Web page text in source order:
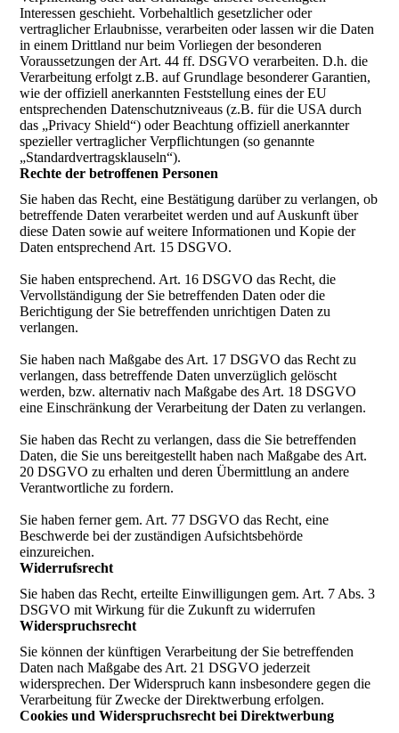
Interessen geschieht. Vorbehaltlich gesetzlicher oder
vertraglicher Erlaubnisse, verarbeiten oder lassen wir die Daten
in einem Drittland nur beim Vorliegen der besonderen
Voraussetzungen der Art. 44 ff. DSGVO verarbeiten. D.h. die
Verarbeitung erfolgt z.B. auf Grundlage besonderer Garantien,
wie der offiziell anerkannten Feststellung eines der EU
entsprechenden Datenschutzniveaus (z.B. für die USA durch
das „Privacy Shield“) oder Beachtung offiziell anerkannter
spezieller vertraglicher Verpflichtungen (so genannte
„Standardvertragsklauseln“).
Rechte der betroffenen Personen
Sie haben das Recht, eine Bestätigung darüber zu verlangen, ob
betreffende Daten verarbeitet werden und auf Auskunft über
diese Daten sowie auf weitere Informationen und Kopie der
Daten entsprechend Art. 15 DSGVO.
Sie haben entsprechend. Art. 16 DSGVO das Recht, die
Vervollständigung der Sie betreffenden Daten oder die
Berichtigung der Sie betreffenden unrichtigen Daten zu
verlangen.
Sie haben nach Maßgabe des Art. 17 DSGVO das Recht zu
verlangen, dass betreffende Daten unverzüglich gelöscht
werden, bzw. alternativ nach Maßgabe des Art. 18 DSGVO
eine Einschränkung der Verarbeitung der Daten zu verlangen.
Sie haben das Recht zu verlangen, dass die Sie betreffenden
Daten, die Sie uns bereitgestellt haben nach Maßgabe des Art.
20 DSGVO zu erhalten und deren Übermittlung an andere
Verantwortliche zu fordern.
Sie haben ferner gem. Art. 77 DSGVO das Recht, eine
Beschwerde bei der zuständigen Aufsichtsbehörde
einzureichen.
Widerrufsrecht
Sie haben das Recht, erteilte Einwilligungen gem. Art. 7 Abs. 3
DSGVO mit Wirkung für die Zukunft zu widerrufen
Widerspruchsrecht
Sie können der künftigen Verarbeitung der Sie betreffenden
Daten nach Maßgabe des Art. 21 DSGVO jederzeit
widersprechen. Der Widerspruch kann insbesondere gegen die
Verarbeitung für Zwecke der Direktwerbung erfolgen.
Cookies und Widerspruchsrecht bei Direktwerbung